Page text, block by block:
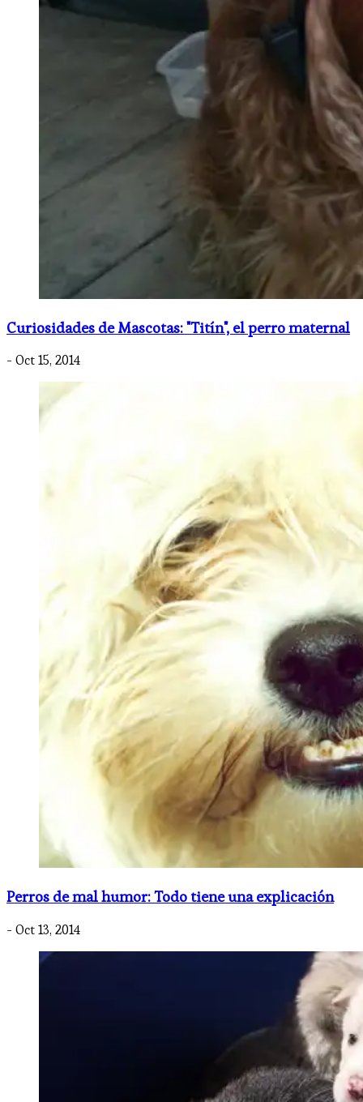
Curiosidades de Mascotas: "Titín", el perro maternal
- Oct 15, 2014
Perros de mal humor: Todo tiene una explicación
- Oct 13, 2014